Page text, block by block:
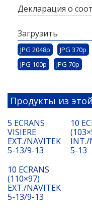
Декларация о
Загрузить
JPG 2048p JPG 370p
JPG 100p
JPG 70p
Продукты из
5 ECRANS
VISIERE
EXT./NAVITEK
5-13/9-13
10
INT./
5-13
10 ECRANS
(110×97)
EXT./NAVITEK
5-13/9-13